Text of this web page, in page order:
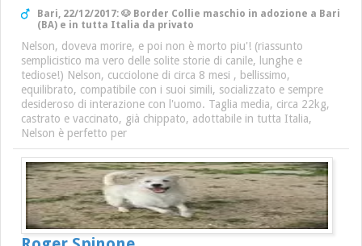
Bari, 22/12/2017: 🐶 Border Collie maschio in adozione a Bari
(BA) e in tutta Italia da privato
Nelson, doveva morire, e poi non è morto piu'! (riassunto
semplicistico ma vero delle solite storie di canile, lunghe e
tediose!) Nelson, cucciolone di circa 8 mesi , bellissimo,
equilibrato, compatibile con i suoi simili, socializzato e sempre
desideroso di interazione con l'uomo. Taglia media, circa 22kg,
castrato e vaccinato, già chippato, adottabile in tutta Italia,
Nelson è perfetto per